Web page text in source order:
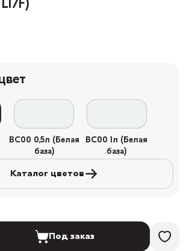
BC00 0,5л (Белая
база)
BC00 1л (Белая
база)
Каталог цветов
Под заказ